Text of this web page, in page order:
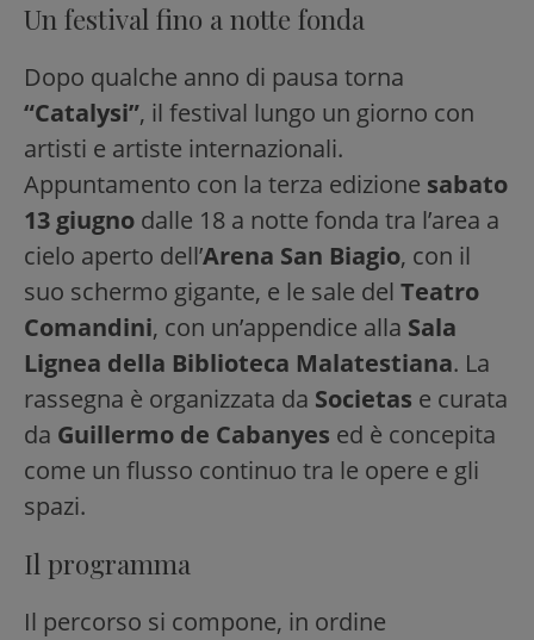
Un festival fino a notte fonda
Dopo qualche anno di pausa torna
“Catalysi”, il festival lungo un giorno con
artisti e artiste internazionali.
Appuntamento con la terza edizione sabato
13 giugno dalle 18 a notte fonda tra l’area a
cielo aperto dell’Arena San Biagio, con il
suo schermo gigante, e le sale del Teatro
Comandini, con un’appendice alla Sala
Lignea della Biblioteca Malatestiana. La
rassegna è organizzata da Societas e curata
da Guillermo de Cabanyes ed è concepita
come un flusso continuo tra le opere e gli
spazi.
Il programma
Il percorso si compone, in ordine